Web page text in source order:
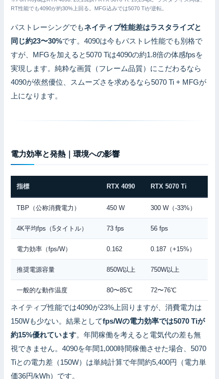
RT性能でも4090が約30%上回る。MFG込みでは5070 Tiが逆転。
パストレーシングでもネイティブ性能差はラスタライズと
同じ約23〜30%です。4090は今もパストレ性能でも別格で
すが、MFGを加えると5070 Tiは4090の約1.8倍の体感fpsを
実現します。純粋な画質（フレーム品質）にこだわるなら
4090が依然優位、スムーズさを求めるなら5070 Ti + MFGが
上になります。
電力効率と発熱｜環境への影響
指標 RTX 4090 RTX 5070 Ti
TBP（公称消費電力） 450 W 300 W（-33%）
4K平均fps（5タイトル） 73 fps 56 fps
電力効率（fps/W） 0.162 0.187（+15%）
推奨電源容量 850W以上 750W以上
一般的な動作温度 80〜85℃ 72〜76℃
ネイティブ性能では4090が23%上回りますが、消費電力は
150Wも少ない。結果としてfps/Wの電力効率では5070 Tiが
約15%優れています。年間稼働を考えると電気代の差も無
視できません。4090を年間1,000時間稼働させた場合、5070
Tiとの電力差（150W）は単純計算で年間約5,400円（電力単
価36円/kWh）です。